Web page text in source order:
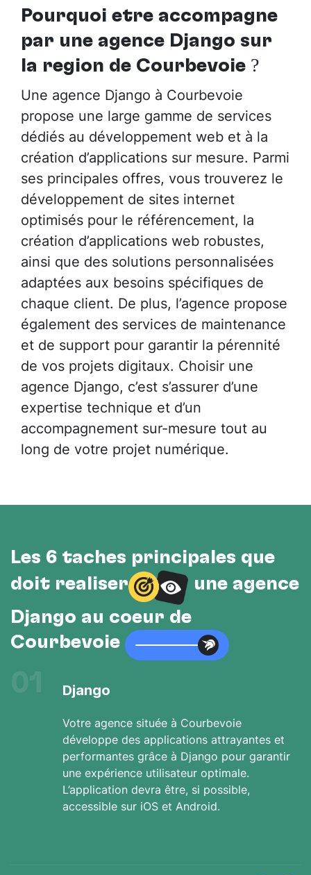
Pourquoi être accompagné
par une agence Django sur
la région de Courbevoie ?
Une agence Django à Courbevoie
propose une large gamme de services
dédiés au développement web et à la
création d’applications sur mesure. Parmi
ses principales offres, vous trouverez le
développement de sites internet
optimisés pour le référencement, la
création d’applications web robustes,
ainsi que des solutions personnalisées
adaptées aux besoins spécifiques de
chaque client. De plus, l’agence propose
également des services de maintenance
et de support pour garantir la pérennité
de vos projets digitaux. Choisir une
agence Django, c’est s’assurer d’une
expertise technique et d’un
accompagnement sur-mesure tout au
long de votre projet numérique.
Les 6 tâches principales que
doit réaliser
une agence
Django au cœur de
Courbevoie
Django
Votre agence située à Courbevoie
développe des applications attrayantes et
performantes grâce à Django pour garantir
une expérience utilisateur optimale.
L’application devra être, si possible,
accessible sur iOS et Android.